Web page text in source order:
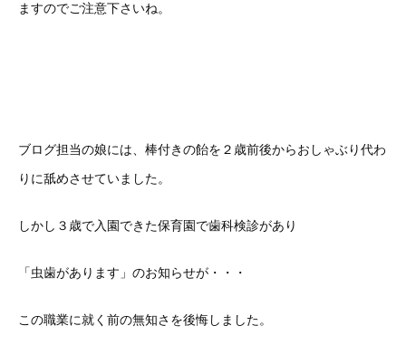
ますのでご注意下さいね。
ブログ担当の娘には、棒付きの飴を２歳前後からおしゃぶり代わ
りに舐めさせていました。
しかし３歳で入園できた保育園で歯科検診があり
「虫歯があります」のお知らせが・・・
この職業に就く前の無知さを後悔しました。